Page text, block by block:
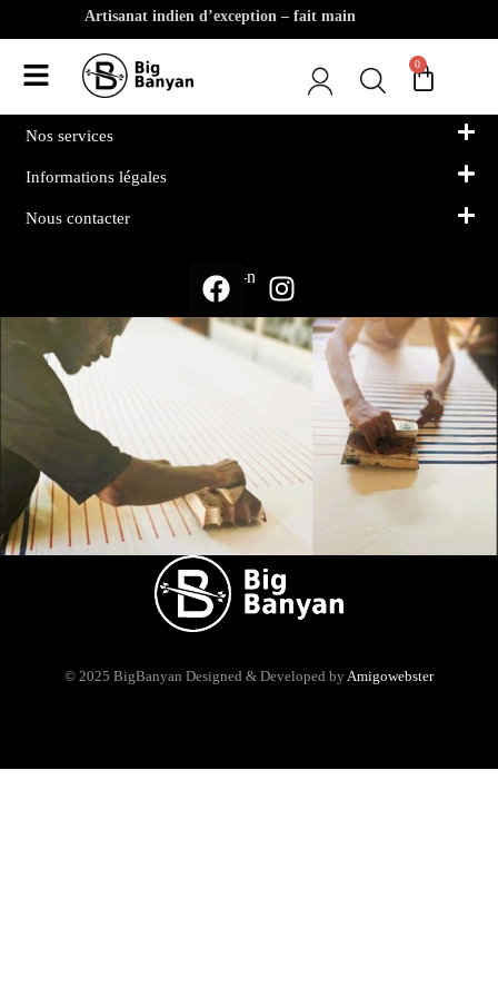
Artisanat indien d’exception – fait main
0
Nos must-have
Notre Univers
Nos services
Informations légales
Nous contacter
Suivez-nous sur
© 2025 BigBanyan Designed & Developed by Amigowebster